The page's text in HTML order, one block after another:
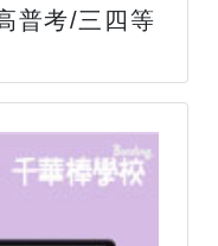
普考/三四等